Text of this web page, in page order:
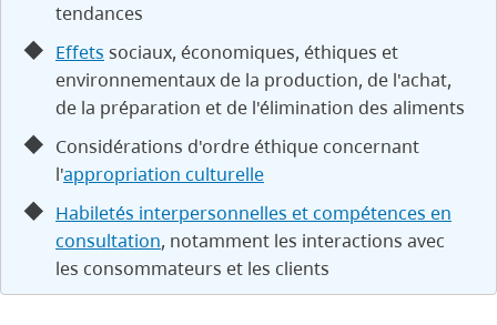
tendances
Effets sociaux, économiques, éthiques et
environnementaux de la production, de l'achat,
de la préparation et de l'élimination des aliments
Considérations d'ordre éthique concernant
l'appropriation culturelle
Habiletés interpersonnelles et compétences en
consultation, notamment les interactions avec
les consommateurs et les clients